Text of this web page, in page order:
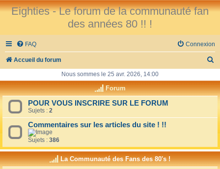
Eighties - Le forum de la communauté fan
des années 80 !! !
FAQ Connexion
Accueil du forum
h
h
e
Nous sommes le 25 avr. 2026, 14:00
Forum
POUR VOUS INSCRIRE SUR LE FORUM
Sujets : 2
Commentaires sur les articles du site ! !!
Sujets : 386
La Communauté des Fans des 80's !